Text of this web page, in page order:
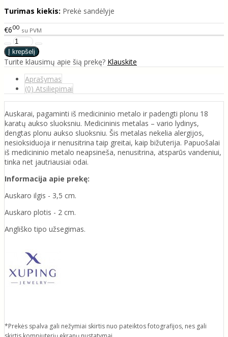
Turimas kiekis: Prekė sandėlyje
€600 su PVM
Turite klausimų apie šią prekę? Klauskite
Aprašymas
(0) Atsiliepimai
Auskarai, pagaminti iš medicininio metalo ir padengti plonu 18
karatų aukso sluoksniu. Medicininis metalas – vario lydinys,
dengtas plonu aukso sluoksniu. Šis metalas nekelia alergijos,
nesioksiduoja ir nenusitrina taip greitai, kaip bižuterija. Papuošalai
iš medicininio metalo neapsineša, nenusitrina, atsparūs vandeniui,
tinka net jautriausiai odai.
Informacija apie prekę:
Auskaro ilgis - 3,5 cm.
Auskaro plotis - 2 cm.
Angliško tipo užsegimas.
*Prekės spalva gali nežymiai skirtis nuo pateiktos fotografijos, nes gali